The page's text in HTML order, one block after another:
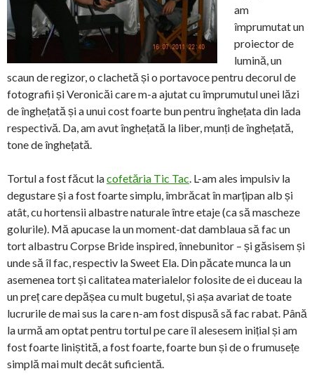
am
împrumutat un
proiector de
lumină, un
scaun de regizor, o clachetă și o portavoce pentru decorul de
fotografii și Veronicăi care m-a ajutat cu împrumutul unei lăzi
de înghețată și a unui cost foarte bun pentru înghețata din lada
respectivă. Da, am avut înghețată la liber, munți de înghețată,
tone de înghețată.
Tortul a fost făcut lacofetăria Tic Tac. L-am ales impulsiv la
degustare și a fost foarte simplu, îmbrăcat în marțipan alb și
atât, cu hortensii albastre naturale între etaje (ca să mascheze
golurile). Mă apucase la un moment-dat damblaua să fac un
tort albastru Corpse Bride inspired, înnebunitor – și găsisem și
unde să îl fac, respectiv la Sweet Ela. Din păcate munca la un
asemenea tort și calitatea materialelor folosite de ei duceau la
un preț care depășea cu mult bugetul, și așa avariat de toate
lucrurile de mai sus la care n-am fost dispusă să fac rabat. Până
la urmă am optat pentru tortul pe care îl alesesem inițial și am
fost foarte liniștită, a fost foarte, foarte bun și de o frumusețe
simplă mai mult decât suficientă.